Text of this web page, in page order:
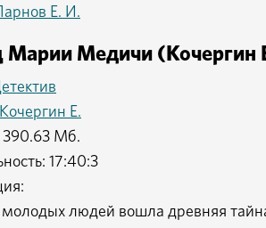
Е. И.
Марии Медичи (Кочергин
Кочергин Е.
390.63 Мб.
17:40:3
молодых людей вошла древняя